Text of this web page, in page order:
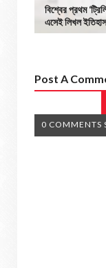
বিশ্বের প্রথম
এসেই লিখল ইতিহাস
Post A
0 COMMENTS